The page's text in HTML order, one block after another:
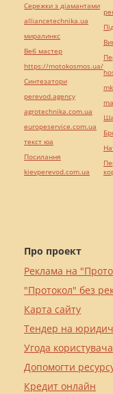
Про проект
Реклама на
"Протокол" без
Карта сайту
Тендер на
Угода користувача
Допомогти
Кредит онлайн
Сережки з діамантами
alliancetechnika.ua
миралинкс
Веб мастер
https://motokosmos.ua/
Синтезатори
perevod.agency
agrotechnika.com.ua
europeservice.com.ua
текст юа
Посилання
kievperevod.com.ua